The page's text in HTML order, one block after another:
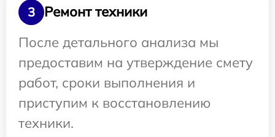
3
Ремонт техники
После детального анализа мы
предоставим на утверждение смету
работ, сроки выполнения и
приступим к восстановлению
техники.